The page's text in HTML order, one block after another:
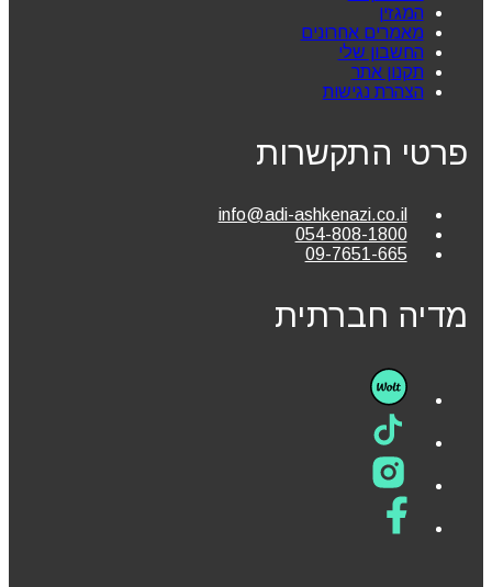
המגזין
מאמרים אחרונים
החשבון שלי
תקנון אתר
הצהרת נגישות
פרטי התקשרות
info@adi-ashkenazi.co.il
054-808-1800
09-7651-665
מדיה חברתית